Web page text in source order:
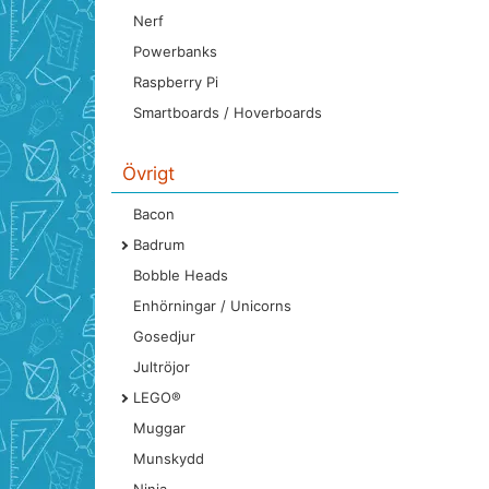
Nerf
Powerbanks
Raspberry Pi
Smartboards / Hoverboards
Övrigt
Bacon
Badrum
Bobble Heads
Enhörningar / Unicorns
Gosedjur
Jultröjor
LEGO®
Muggar
Munskydd